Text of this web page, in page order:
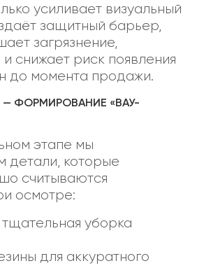
усиливает визуальный
защитный барьер,
загрязнение,
снижает риск появления
до момента продажи.
ФОРМИРОВАНИЕ «ВАУ-
этапе мы
детали, которые
считываются
осмотре:
тщательная уборка
для аккуратного